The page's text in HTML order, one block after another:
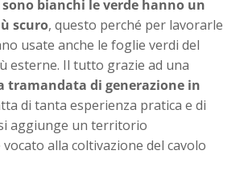
bianchi le verde hanno un
scuro, questo perché per lavorarle
usate anche le foglie verdi del
esterne. Il tutto grazie ad una
tramandata di generazione in
di tanta esperienza pratica e di
aggiunge un territorio
alla coltivazione del cavolo